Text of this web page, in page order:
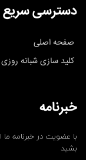
دسترسی سریع
صفحه اصلی
کلید سازی شبانه روزی
خبرنامه
با عضویت در خبرنامه ما
بشید